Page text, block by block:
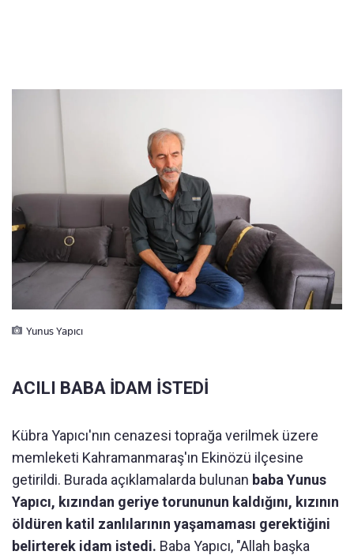
Yunus Yapıcı
ACILI BABA İDAM İSTEDİ
Kübra Yapıcı'nın cenazesi toprağa verilmek üzere
memleketi Kahramanmaraş'ın Ekinözü ilçesine
getirildi. Burada açıklamalarda bulunan baba Yunus
Yapıcı, kızından geriye torununun kaldığını, kızının
öldüren katil zanlılarının yaşamaması gerektiğini
belirterek idam istedi. Baba Yapıcı, "Allah başka